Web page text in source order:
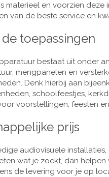
materieel en voorzien deze
van de beste service en
toepassingen
bestaat uit onder
mengpanelen en
Denk hierbij aan
schoolfeestjes,
voorstellingen, feesten
prijs
audiovisuele
wat je zoekt, dan
de levering voor je op